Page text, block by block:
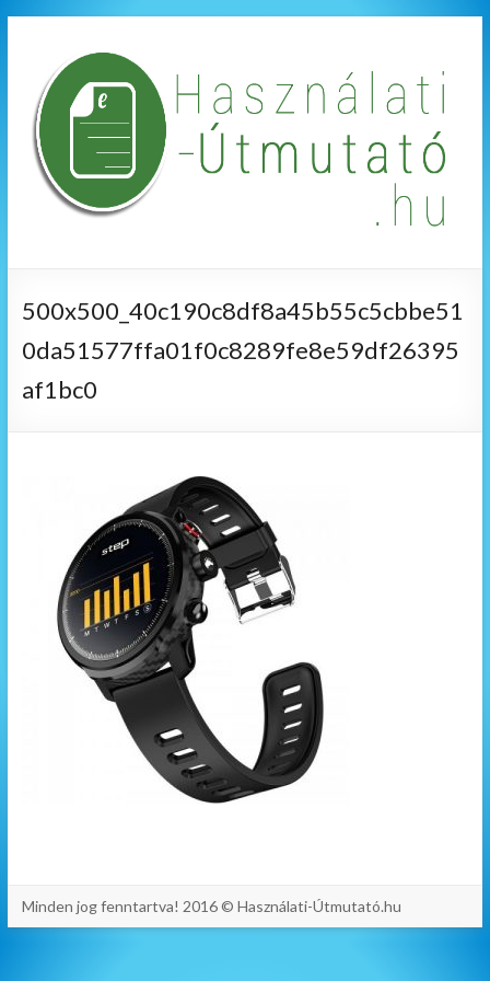
500x500_40c190c8df8a45b55c5cbbe51
0da51577ffa01f0c8289fe8e59df26395
af1bc0
Minden jog fenntartva! 2016 © Használati-Útmutató.hu